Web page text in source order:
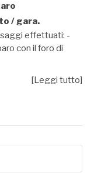
/ gara.
effettuati: -
con il foro di
[Leggi tutto]